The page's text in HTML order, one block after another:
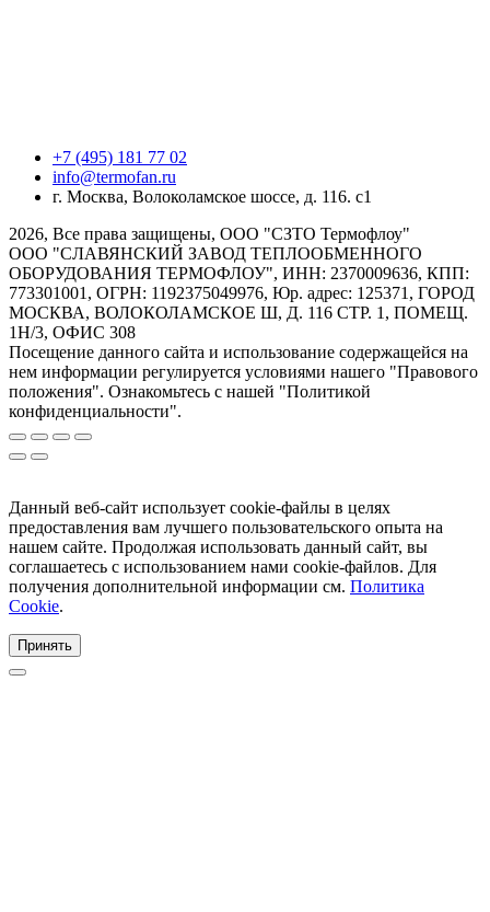
+7 (495) 181 77 02
info@termofan.ru
г. Москва, Волоколамское шоссе, д. 116. с1
2026, Все права защищены, ООО "СЗТО Термофлоу"
ООО "СЛАВЯНСКИЙ ЗАВОД ТЕПЛООБМЕННОГО
ОБОРУДОВАНИЯ ТЕРМОФЛОУ", ИНН: 2370009636, КПП:
773301001, ОГРН: 1192375049976, Юр. адрес: 125371, ГОРОД
МОСКВА, ВОЛОКОЛАМСКОЕ Ш, Д. 116 СТР. 1, ПОМЕЩ.
1Н/3, ОФИС 308
Посещение данного сайта и использование содержащейся на
нем информации регулируется условиями нашего "Правового
положения". Ознакомьтесь с нашей "Политикой
конфиденциальности".
Данный веб-сайт использует cookie-файлы в целях
предоставления вам лучшего пользовательского опыта на
нашем сайте. Продолжая использовать данный сайт, вы
соглашаетесь с использованием нами cookie-файлов. Для
получения дополнительной информации см. Политика
Cookie.
Принять